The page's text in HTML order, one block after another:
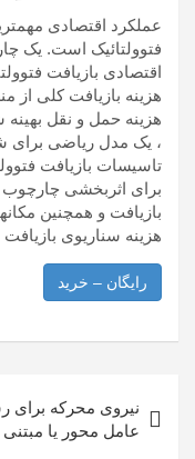
عملکرد اقتصادی
فتوولتائیک است. یک
اقتصادی بازیافت
هزینه بازیافت کلی از
هزینه حمل و نقل
، یک مدل ریاضی برای
تاسیسات بازیافت
برای اثربخشی چارچوب
بازیافت و همچنین
هزینه سناریوی
رایگان – خرید
نوشته
نیروی محرکه برای
عامل محور یا مبتنی